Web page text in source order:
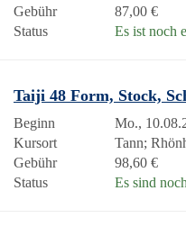
Gebühr
87,00 €
Status
Es ist noch
Taiji 48 Form, Stock,
Beginn
Mo.,
Kursort
Tann;
Gebühr
98,60 €
Status
Es sind